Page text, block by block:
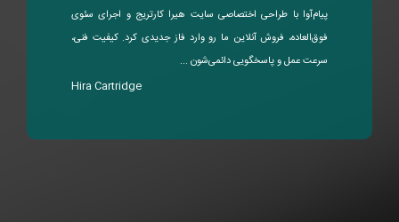
پیام‌آوا با طراحی اختصاصی سایت هیرا کارتریج و اجرای سئوی
فوق‌العاده، فروش آنلاین ما رو وارد فاز جدیدی کرد. کیفیت فنی،
سرعت عمل و پاسخگویی دائمی‌شون ...
Hira Cartridge